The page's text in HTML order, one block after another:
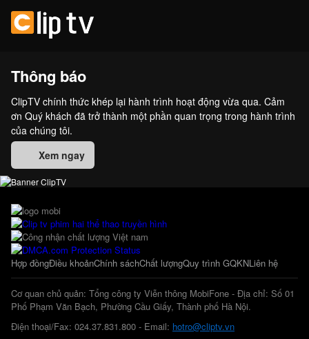
Thông báo
ClipTV chính thức khép lại hành trình hoạt động vừa qua. Cảm
ơn Quý khách đã trở thành một phần quan trọng trong hành trình
của chúng tôi.
Xem ngay
Hợp đồngĐiều khoảnChính sáchChất lượngQuy trình GQKNLiên hệ
Cơ quan chủ quản: Tổng công ty Viễn thông MobiFone - Địa chỉ: Số 01
Phố Phạm Văn Bạch, Phường Cầu Giấy, Thành phố Hà Nội.
Điện thoại/Fax: 024.37.831.800 - Email: hotro@cliptv.vn